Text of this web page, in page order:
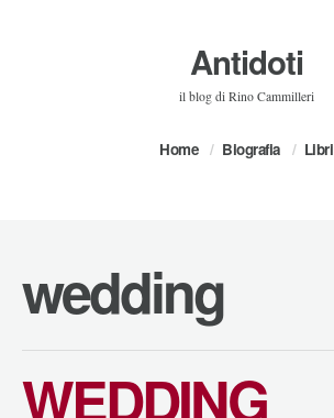
Antidoti
il blog di Rino Cammilleri
Home Biografia Libri
wedding
WEDDING